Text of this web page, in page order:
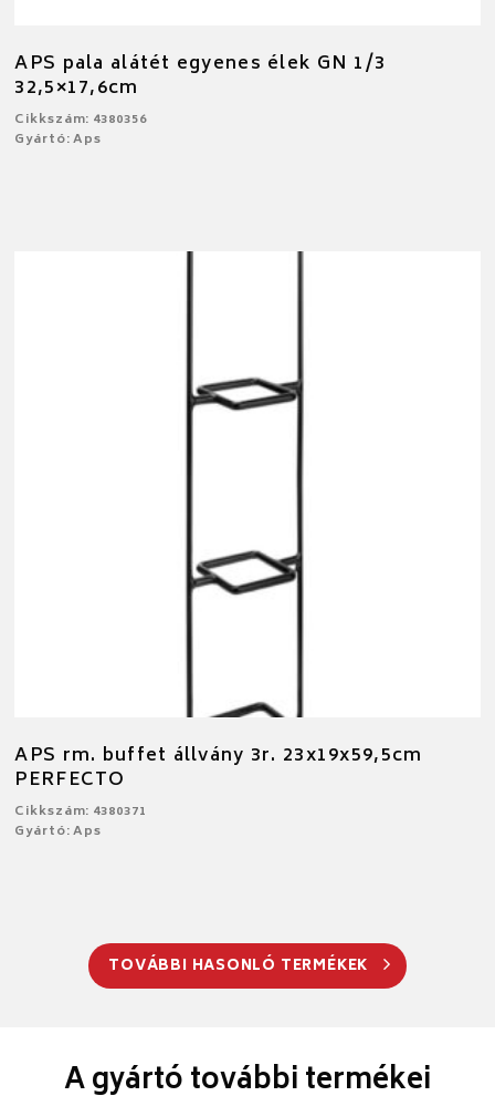
APS pala alátét egyenes élek GN 1/3
32,5×17,6cm
Cikkszám: 4380356
Gyártó: Aps
APS rm. buffet állvány 3r. 23x19x59,5cm
PERFECTO
Cikkszám: 4380371
Gyártó: Aps
TOVÁBBI HASONLÓ TERMÉKEK
A gyártó további termékei